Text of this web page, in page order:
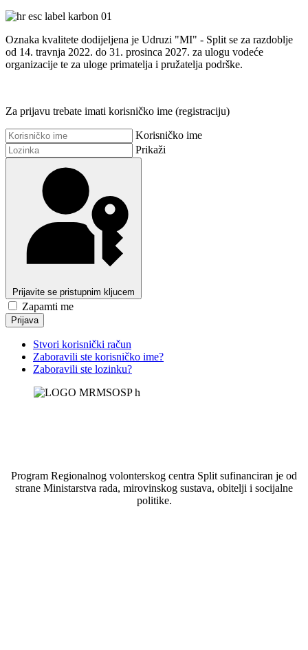
Oznaka kvalitete dodijeljena je Udruzi "MI" - Split se za razdoblje
od 14. travnja 2022. do 31. prosinca 2027. za ulogu vodeće
organizacije te za uloge primatelja i pružatelja podrške.
Za prijavu trebate imati korisničko ime (registraciju)
Korisničko ime
Prikaži
Prijavite se pristupnim kljucem
Zapamti me
Prijava
Stvori korisnički račun
Zaboravili ste korisničko ime?
Zaboravili ste lozinku?
Program Regionalnog volonterskog centra Split sufinanciran je od
strane Ministarstva rada, mirovinskog sustava, obitelji i socijalne
politike.